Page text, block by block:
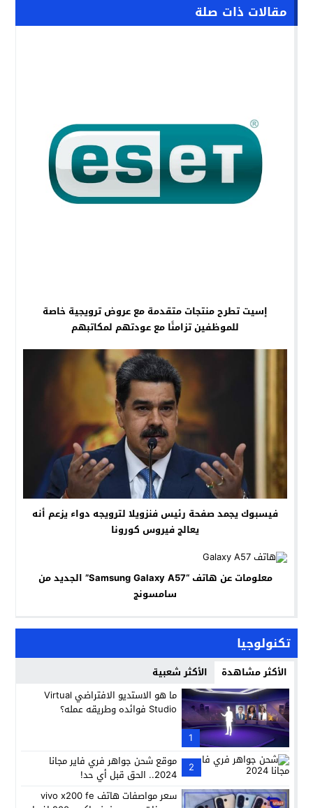
مقالات ذات صلة
إسيت تطرح منتجات متقدمة مع عروض ترويجية خاصة
للموظفين تزامنًا مع عودتهم لمكاتبهم
فيسبوك يجمد صفحة رئيس فنزويلا لترويجه دواء يزعم أنه
يعالج فيروس كورونا
معلومات عن هاتف “Samsung Galaxy A57” الجديد من
سامسونج
تكنولوجيا
الأكثر مشاهدة الأكثر شعبية
1
ما هو الاستديو الافتراضي Virtual
Studio فوائده وطريقه عمله؟
2
موقع شحن جواهر فري فاير مجانا
2024.. الحق قبل أي حد!
سعر مواصفات هاتف vivo x200 fe